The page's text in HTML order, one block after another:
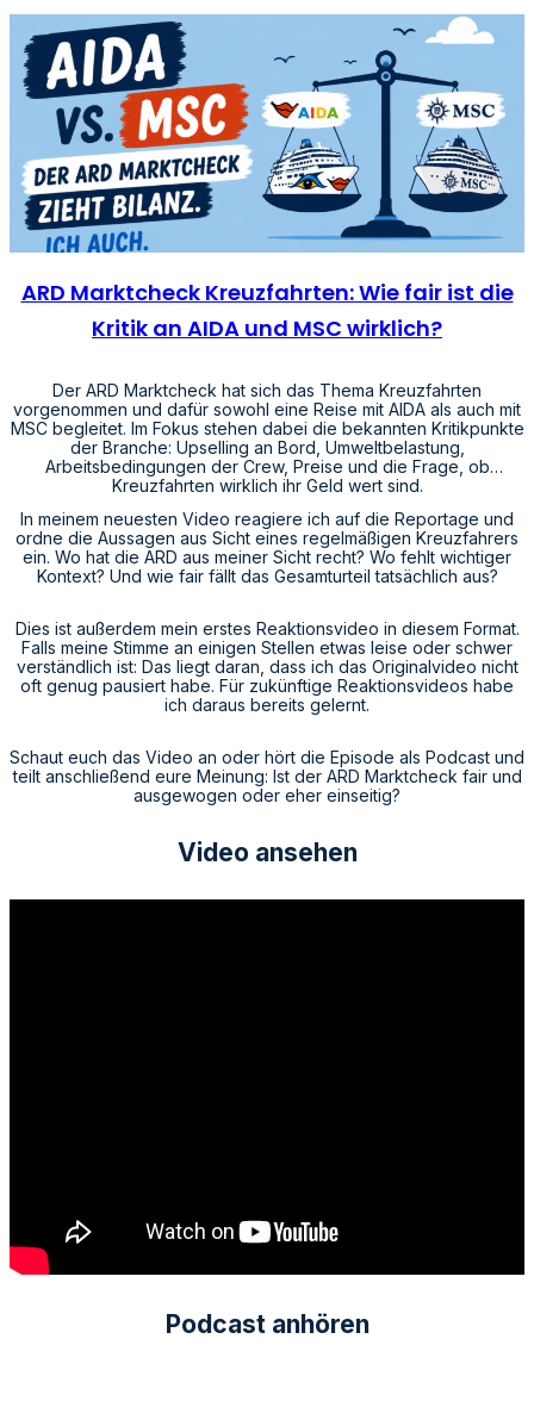
ARD Marktcheck Kreuzfahrten: Wie fair ist die
Kritik an AIDA und MSC wirklich?
Der ARD Marktcheck hat sich das Thema Kreuzfahrten
vorgenommen und dafür sowohl eine Reise mit AIDA als auch mit
MSC begleitet. Im Fokus stehen dabei die bekannten Kritikpunkte
der Branche: Upselling an Bord, Umweltbelastung,
Arbeitsbedingungen der Crew, Preise und die Frage, ob
Kreuzfahrten wirklich ihr Geld wert sind.
In meinem neuesten Video reagiere ich auf die Reportage und
ordne die Aussagen aus Sicht eines regelmäßigen Kreuzfahrers
ein. Wo hat die ARD aus meiner Sicht recht? Wo fehlt wichtiger
Kontext? Und wie fair fällt das Gesamturteil tatsächlich aus?
Dies ist außerdem mein erstes Reaktionsvideo in diesem Format.
Falls meine Stimme an einigen Stellen etwas leise oder schwer
verständlich ist: Das liegt daran, dass ich das Originalvideo nicht
oft genug pausiert habe. Für zukünftige Reaktionsvideos habe
ich daraus bereits gelernt.
Schaut euch das Video an oder hört die Episode als Podcast und
teilt anschließend eure Meinung: Ist der ARD Marktcheck fair und
ausgewogen oder eher einseitig?
Video ansehen
Podcast anhören